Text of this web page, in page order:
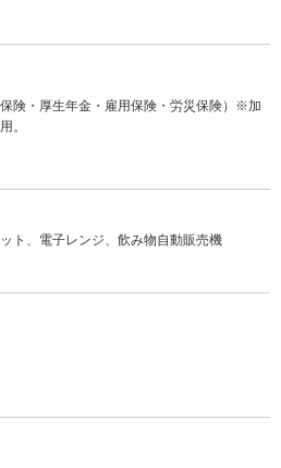
険・厚生年金・雇用保険・労災保険）※加
。
ト、電子レンジ、飲み物自動販売機